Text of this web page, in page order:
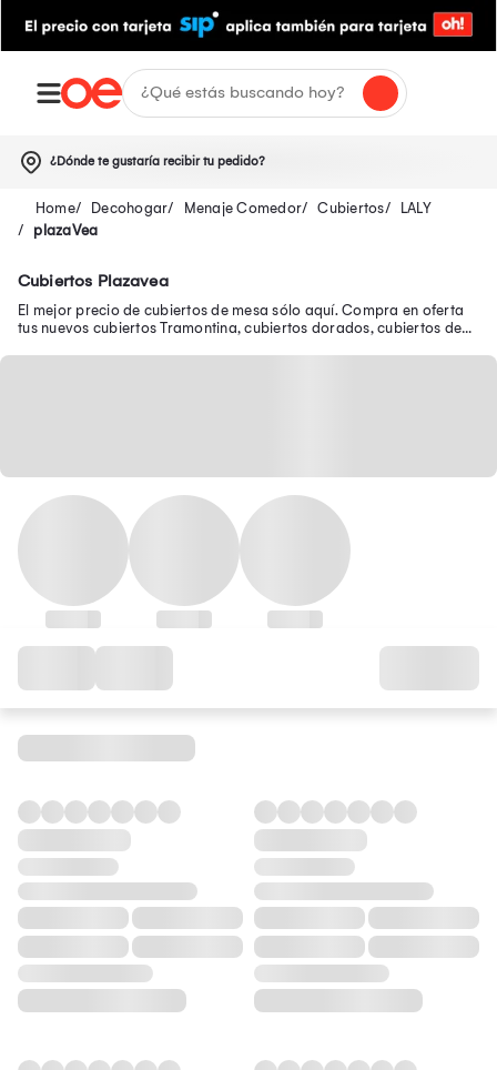
¿Dónde te gustaría recibir tu pedido?
Decohogar Menaje Comedor Cubiertos
LALY
plazaVea
Cubiertos Plazavea
El mejor precio de cubiertos de mesa sólo aquí. Compra en oferta
tus nuevos cubiertos Tramontina, cubiertos dorados, cubiertos de